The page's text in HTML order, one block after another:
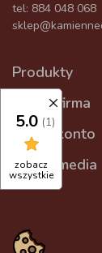
tel: 884 048 068
Produkty
Nasza firma
Twoje konto
Social media
5.0 (1)
zobacz
wszystkie